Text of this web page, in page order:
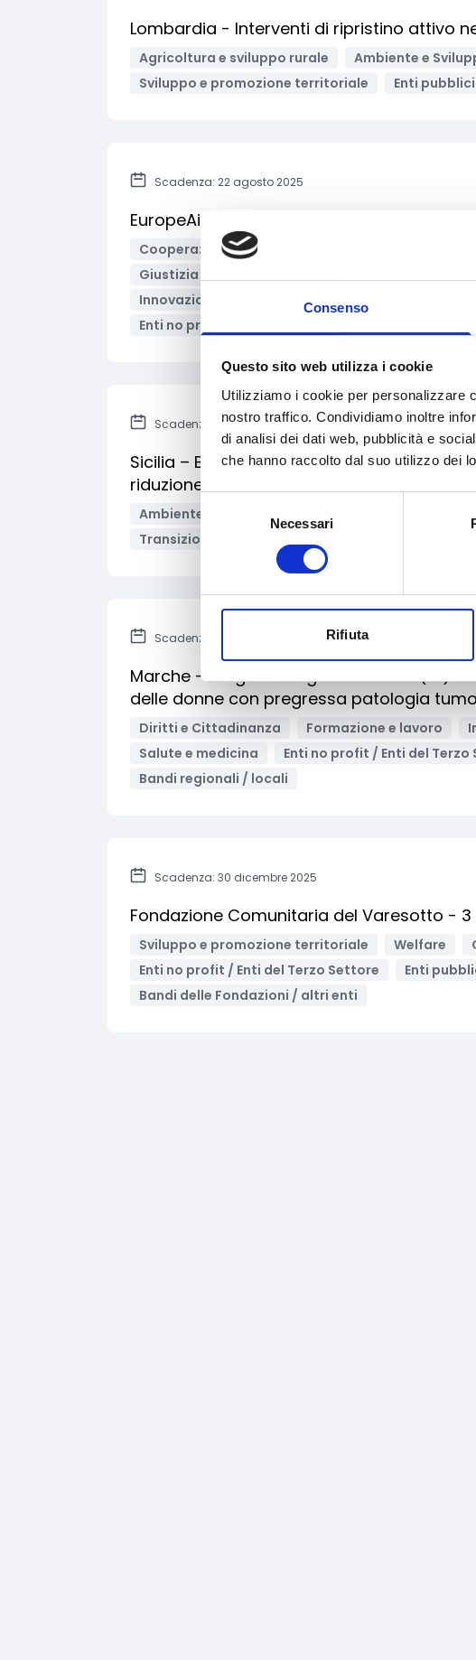
Consenso
Questo sito web utilizza i cookie
Utilizziamo i cookie per personalizzare
nostro traffico. Condividiamo inoltre
di analisi dei dati web, pubblicità e
che hanno raccolto dal suo utilizzo dei
del
Necessari
Rifiuta
Lombardia - Interventi di ripristino attivo
Agricoltura e sviluppo rurale
Ambiente e
Sviluppo e promozione territoriale
Enti pubblici
Scadenza: 22 agosto 2025
EuropeAid – Sostegno alla società civile in
Cooperazione Internazionale
Giustizia e sicurezza
Innovazione tecnologica, digitalizzazione, ICT
Enti no profit / Enti del Terzo Settore
Scadenza: 3 ottobre 2025
Sicilia – Bando per promuovere interventi
riduzione dei consumi di energia primaria
Ambiente e Sviluppo sostenibile
Transizione energetica
Scadenza: 26 settembre 2025
Marche - Progetti integrati mirati al (re)
delle donne con pregressa patologia
Diritti e Cittadinanza Formazione e lavoro
Salute e medicina
Enti no profit / Enti del Terzo
Bandi regionali / locali
Scadenza: 30 dicembre 2025
Fondazione Comunitaria del Varesotto -
Sviluppo e promozione territoriale Welfare
Enti no profit / Enti del Terzo Settore
Enti
Bandi delle Fondazioni / altri enti